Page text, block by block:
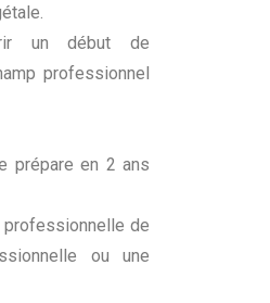
un début de
professionnel
prépare en 2 ans
professionnelle de
ou une